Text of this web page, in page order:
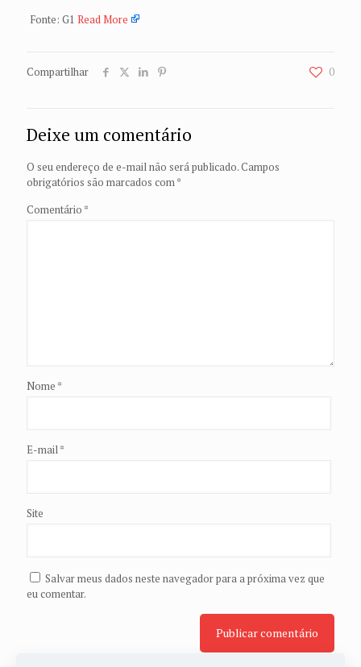
Fonte: G1 Read More
Compartilhar 0
Deixe um comentário
O seu endereço de e-mail não será publicado.Campos
obrigatórios são marcados com*
Comentário *
Nome *
E-mail*
Site
Salvar meus dados neste navegador para a próxima vez que
eu comentar.